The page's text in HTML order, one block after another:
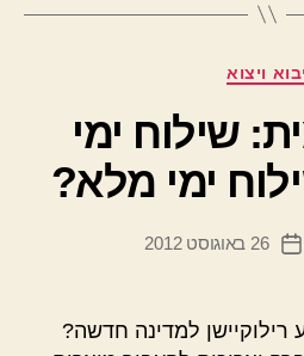
קטגוריות
יבוא ויצוא
שילוח ימי
ימי מלא?
תאריך
26 באוגוסט 2012
למדינה חדשה?